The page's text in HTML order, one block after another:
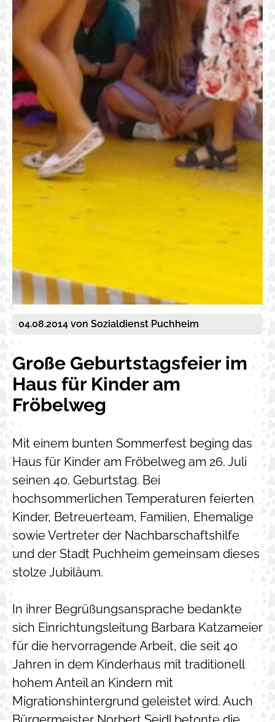
04.08.2014 von Sozialdienst Puchheim
Große Geburtstagsfeier im
Haus für Kinder am
Fröbelweg
Mit einem bunten Sommerfest beging das
Haus für Kinder am Fröbelweg am 26. Juli
seinen 40. Geburtstag. Bei
hochsommerlichen Temperaturen feierten
Kinder, Betreuerteam, Familien, Ehemalige
sowie Vertreter der Nachbarschaftshilfe
und der Stadt Puchheim gemeinsam dieses
stolze Jubiläum.
In ihrer Begrüßungsansprache bedankte
sich Einrichtungsleitung Barbara Katzameier
für die hervorragende Arbeit, die seit 40
Jahren in dem Kinderhaus mit traditionell
hohem Anteil an Kindern mit
Migrationshintergrund geleistet wird. Auch